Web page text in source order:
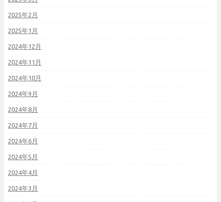
2025年2月
2025年1月
2024年12月
2024年11月
2024年10月
2024年9月
2024年8月
2024年7月
2024年6月
2024年5月
2024年4月
2024年3月